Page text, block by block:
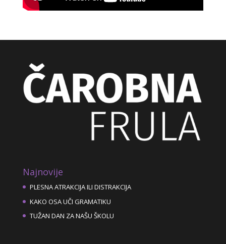
Najnovije
PLESNA ATRAKCIJA ILI DISTRAKCIJA
KAKO OSA UČI GRAMATIKU
TUŽAN DAN ZA NAŠU ŠKOLU